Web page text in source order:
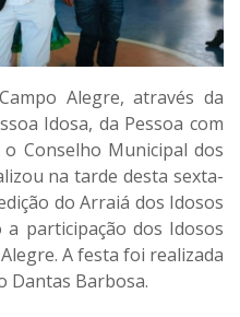
Alegre, através da
Idosa, da Pessoa com
Conselho Municipal dos
na tarde desta sexta-
do Arraiá dos Idosos
participação dos Idosos
A festa foi realizada
Dantas Barbosa.